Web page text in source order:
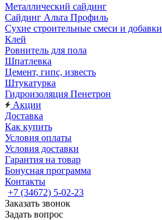
Металлический сайдинг
Сайдинг Альта Профиль
Сухие строительные смеси и добавки
Клей
Ровнитель для пола
Шпатлевка
Цемент, гипс, известь
Штукатурка
Гидроизоляция Пенетрон
Акции
Доставка
Как купить
Условия оплаты
Условия доставки
Гарантия на товар
Бонусная программа
Контакты
+7 (34672) 5-02-23
Заказать звонок
Задать вопрос